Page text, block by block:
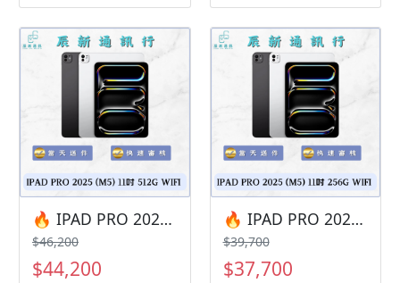
題都歡迎洽群官方LINE：
@kjg6280d • 七日鑑賞期
內，如商品有問題，請盡
速向我們告知並且協助處
理 • 全新品為原廠保固一
年，中古機店家保固15天
• 店家擁有隨時修改、變
更、暫停活動之權利 下單
前請先私訊和加LINE來幫
您安排快速審核及回報審
核進度 LINE
ID:@kjg6280d 大呼小叫
辰通訊行 雲林縣虎尾鎮林
森路二段200號 電話:05-
6339809 在地經營12年店
題都歡迎洽群官方LINE：
@kjg6280d • 七日鑑賞期
內，如商品有問題，請盡
速向我們告知並且協助處
理 • 全新品為原廠保固一
年，中古機店家保固15天
• 店家擁有隨時修改、變
更、暫停活動之權利 下單
前請先私訊和加LINE來幫
您安排快速審核及回報審
核進度 LINE
ID:@kjg6280d 大呼小叫
辰通訊行 雲林縣虎尾鎮林
森路二段200號 電話:05-
6339809 在地經營12年店
🔥 IPAD PRO 2025 (M5) 11吋 512G WIFI 🎯 想換新機？現在就是最佳時機！現貨當天審件當天過件即可以馬上寄出
$46,200
$44,200
🔥 IPAD PRO 2025 (M5) 11吋 256G WIFI 🎯 想換新機？現在就是最佳時機！現貨當天審件當天過件即可以馬上寄出
$39,700
$37,700